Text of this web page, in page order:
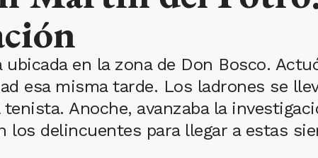
en la zona de Don Bosco.
esa misma tarde. Los ladrones se
Anoche, avanzaba la
delincuentes para llegar a estas